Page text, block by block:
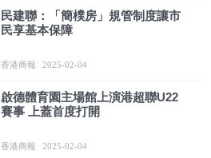
民建聯：「簡樸房」規管制度讓市
民享基本保障
香港商報 2025-02-04
啟德體育園主場館上演港超聯U22
賽事 上蓋首度打開
香港商報 2025-02-04